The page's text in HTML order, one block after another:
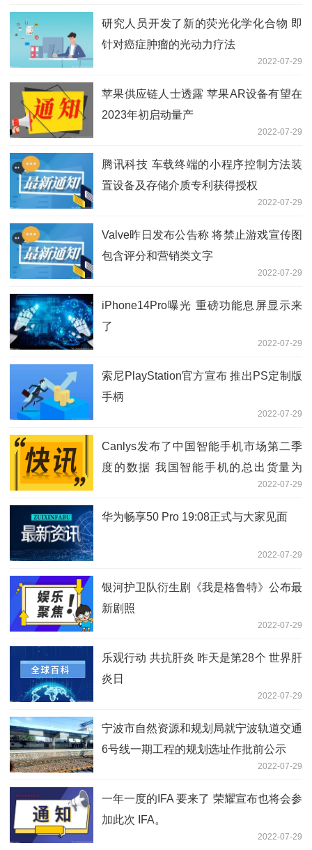
研究人员开发了新的荧光化学化合物 即
针对癌症肿瘤的光动力疗法
2022-07-29
苹果供应链人士透露 苹果AR设备有望在
2023年初启动量产
2022-07-29
腾讯科技 车载终端的小程序控制方法装
置设备及存储介质专利获得授权
2022-07-29
Valve昨日发布公告称 将禁止游戏宣传图
包含评分和营销类文字
2022-07-29
iPhone14Pro曝光 重磅功能息屏显示来
了
2022-07-29
索尼PlayStation官方宣布 推出PS定制版
手柄
2022-07-29
Canlys发布了中国智能手机市场第二季
度的数据 我国智能手机的总出货量为
2022-07-29
华为畅享50 Pro 19:08正式与大家见面
2022-07-29
银河护卫队衍生剧《我是格鲁特》公布最
新剧照
2022-07-29
乐观行动 共抗肝炎 昨天是第28个 世界肝
炎日
2022-07-29
宁波市自然资源和规划局就宁波轨道交通
6号线一期工程的规划选址作批前公示
2022-07-29
一年一度的IFA 要来了 荣耀宣布也将会参
加此次 IFA。
2022-07-29